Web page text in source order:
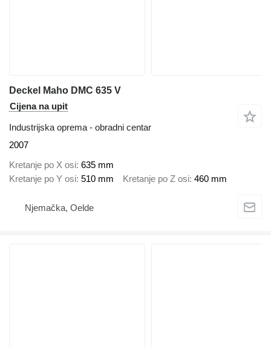
Deckel Maho DMC 635 V
Cijena na upit
Industrijska oprema - obradni centar
2007
Kretanje po X osi 635 mm
Kretanje po Y osi 510 mm Kretanje po Z osi 460 mm
Njemačka, Oelde